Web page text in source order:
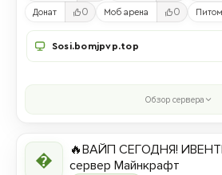
Донат 0 Моб арена 0
Sosi.bomjpvp.top
Обзор сервера

🔥ВАЙП СЕГОДНЯ!
сервер Майнкрафт